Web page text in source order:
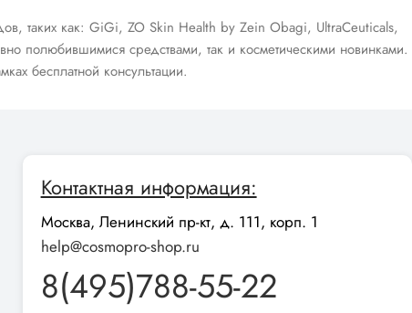
таких как: GiGi, ZO Skin Health by Zein Obagi, UltraCeuticals,
полюбившимися средствами, так и косметическими новинками.
бесплатной консультации.
Контактная информация:
Москва, Ленинский пр-кт, д. 111, корп. 1
help@cosmopro-shop.ru
8(495)788-55-22